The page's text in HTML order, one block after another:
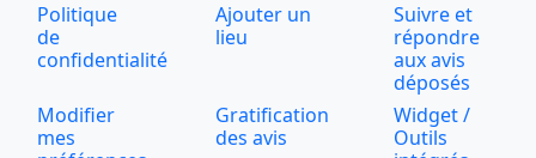
Politique
de
confidentialité
Ajouter un
lieu
Suivre et
répondre
aux avis
déposés
Modifier
mes
Gratification
des avis
Widget /
Outils